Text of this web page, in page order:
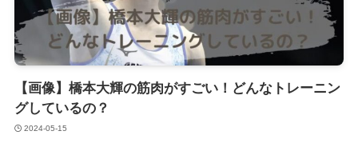
【画像】橋本大輝の筋肉がすごい！どんなトレーニン
グしているの？
2024-05-15